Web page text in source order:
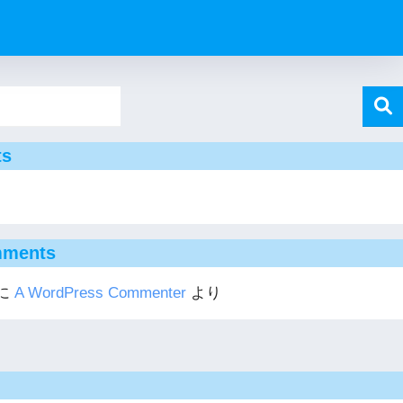
A WordPress Commenterより